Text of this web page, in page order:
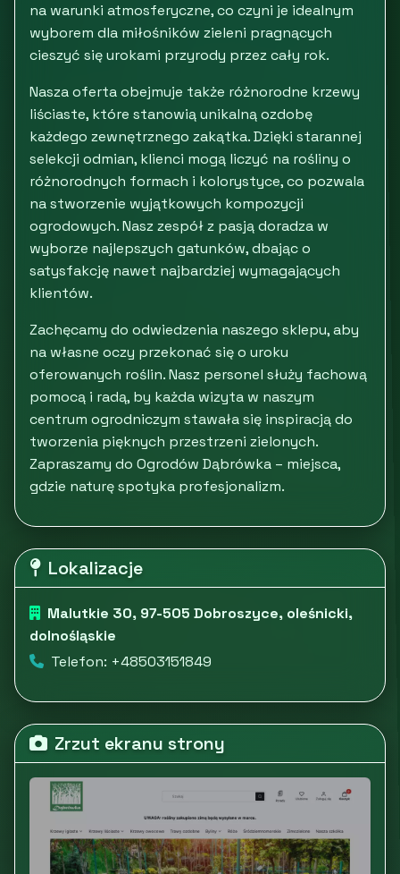
na warunki atmosferyczne, co czyni je idealnym
wyborem dla miłośników zieleni pragnących
cieszyć się urokami przyrody przez cały rok.
Nasza oferta obejmuje także różnorodne krzewy
liściaste, które stanowią unikalną ozdobę
każdego zewnętrznego zakątka. Dzięki starannej
selekcji odmian, klienci mogą liczyć na rośliny o
różnorodnych formach i kolorystyce, co pozwala
na stworzenie wyjątkowych kompozycji
ogrodowych. Nasz zespół z pasją doradza w
wyborze najlepszych gatunków, dbając o
satysfakcję nawet najbardziej wymagających
klientów.
Zachęcamy do odwiedzenia naszego sklepu, aby
na własne oczy przekonać się o uroku
oferowanych roślin. Nasz personel służy fachową
pomocą i radą, by każda wizyta w naszym
centrum ogrodniczym stawała się inspiracją do
tworzenia pięknych przestrzeni zielonych.
Zapraszamy do Ogrodów Dąbrówka – miejsca,
gdzie naturę spotyka profesjonalizm.
Lokalizacje
Malutkie 30, 97-505 Dobroszyce, oleśnicki,
dolnośląskie
Telefon: +48503151849
Zrzut ekranu strony